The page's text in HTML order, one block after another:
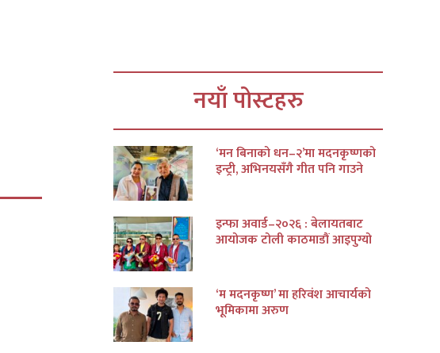
नयाँ पोस्टहरु
‘मन बिनाको धन–२’मा मदनकृष्णको
इन्ट्री, अभिनयसँगै गीत पनि गाउने
इन्फा अवार्ड–२०२६ : बेलायतबाट
आयोजक टोली काठमाडौं आइपुग्यो
‘म मदनकृष्ण’ मा हरिवंश आचार्यको
भूमिकामा अरुण